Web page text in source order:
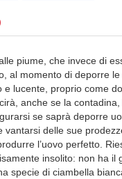
piume, che invece di
al momento di deporre
lucente, proprio come
anche se la
se saprà deporre
delle sue
l’uovo perfetto.
insolito: non ha il
specie di ciambella